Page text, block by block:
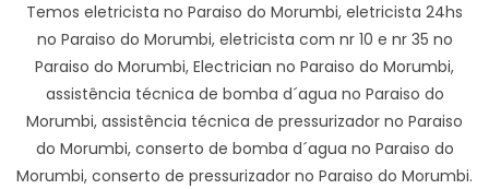
Temos eletricista no Paraiso do Morumbi, eletricista 24hs
no Paraiso do Morumbi, eletricista com nr 10 e nr 35 no
Paraiso do Morumbi, Electrician no Paraiso do Morumbi,
assistência técnica de bomba d´agua no Paraiso do
Morumbi, assistência técnica de pressurizador no Paraiso
do Morumbi, conserto de bomba d´agua no Paraiso do
Morumbi, conserto de pressurizador no Paraiso do Morumbi.